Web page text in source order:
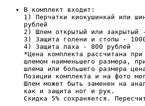
В комплект входит:
1) Перчатки киокушинкай или
рублей
2) Шлем открытый или закрытый
3) Защита голени и стопы -
4) Защита паха - 800 рублей
*Цена комплекта рассчитана
шлемом наименьшего размера,
шлема или большего размера
Позиции комплекта и на фото
Шлем может быть заменен на
как и защита ног и рук.
Скидка 5% сохраняется.